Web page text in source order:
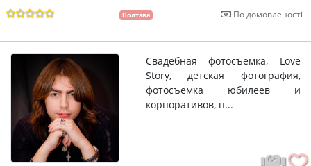
Полтава По домовленості
Cвадебная фотосъемка, Love
Story, детская фотография,
фотосъемка юбилеев и
корпоративов, п...